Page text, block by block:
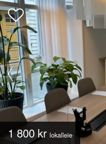
1 800 kr lokalleie